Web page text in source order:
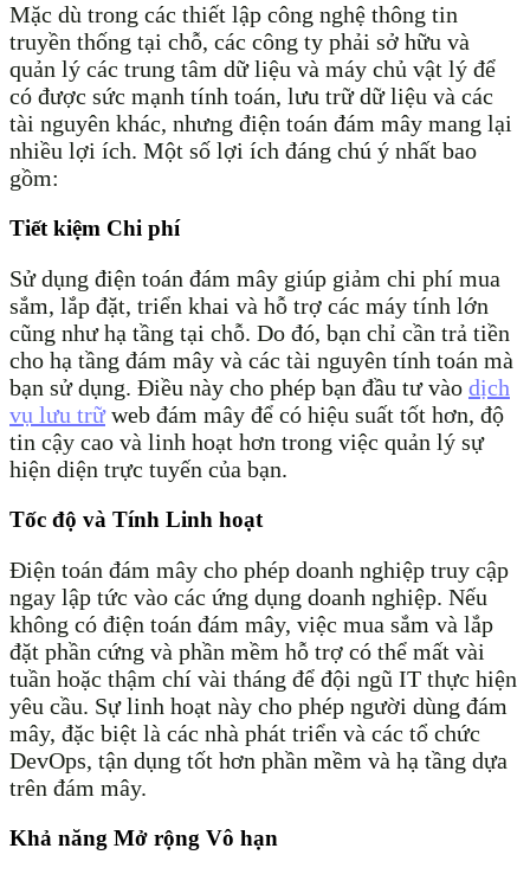
Mặc dù trong các thiết lập công nghệ thông tin
truyền thống tại chỗ, các công ty phải sở hữu và
quản lý các trung tâm dữ liệu và máy chủ vật lý để
có được sức mạnh tính toán, lưu trữ dữ liệu và các
tài nguyên khác, nhưng điện toán đám mây mang lại
nhiều lợi ích. Một số lợi ích đáng chú ý nhất bao
gồm:
Tiết kiệm Chi phí
Sử dụng điện toán đám mây giúp giảm chi phí mua
sắm, lắp đặt, triển khai và hỗ trợ các máy tính lớn
cũng như hạ tầng tại chỗ. Do đó, bạn chỉ cần trả tiền
cho hạ tầng đám mây và các tài nguyên tính toán mà
bạn sử dụng. Điều này cho phép bạn đầu tư vào dịch
vụ lưu trữweb đám mây để có hiệu suất tốt hơn, độ
tin cậy cao và linh hoạt hơn trong việc quản lý sự
hiện diện trực tuyến của bạn.
Tốc độ và Tính Linh hoạt
Điện toán đám mây cho phép doanh nghiệp truy cập
ngay lập tức vào các ứng dụng doanh nghiệp. Nếu
không có điện toán đám mây, việc mua sắm và lắp
đặt phần cứng và phần mềm hỗ trợ có thể mất vài
tuần hoặc thậm chí vài tháng để đội ngũ IT thực hiện
yêu cầu. Sự linh hoạt này cho phép người dùng đám
mây, đặc biệt là các nhà phát triển và các tổ chức
DevOps, tận dụng tốt hơn phần mềm và hạ tầng dựa
trên đám mây.
Khả năng Mở rộng Vô hạn